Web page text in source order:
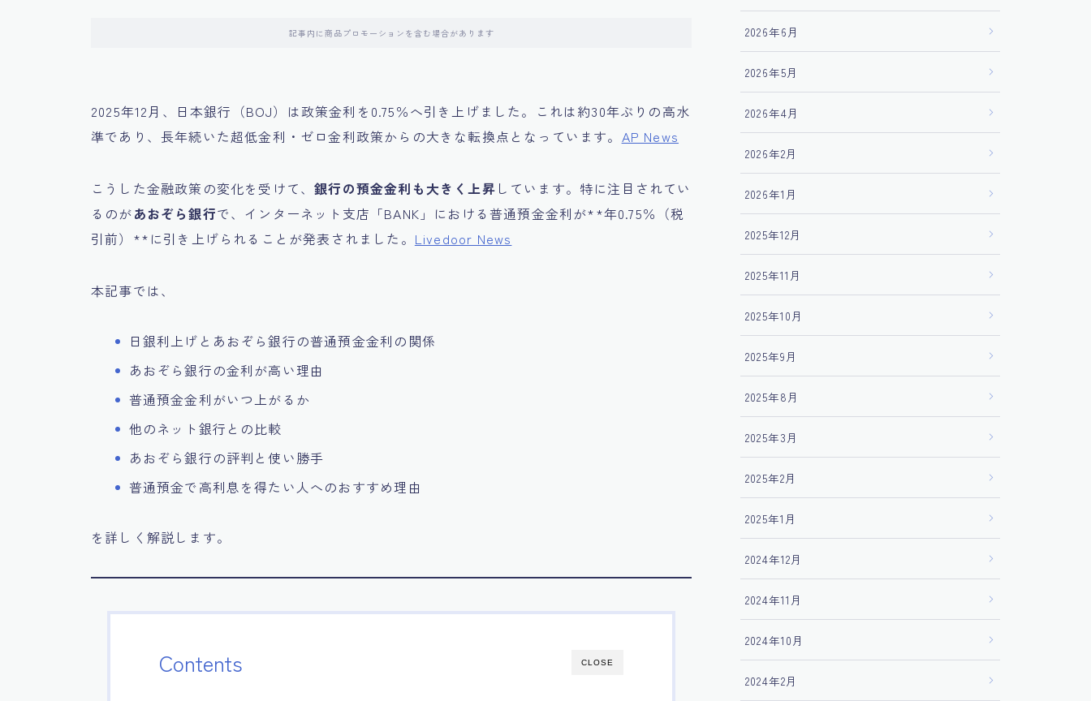
記事内に商品プロモーションを含む場合があります
2025年12月、日本銀行（BOJ）は政策金利を0.75％へ引き上げました。これは約30年ぶりの高水
準であり、長年続いた超低金利・ゼロ金利政策からの大きな転換点となっています。 AP News
こうした金融政策の変化を受けて、銀行の預金金利も大きく上昇 しています。特に注目されてい
るのがあおぞら銀行で、インターネット支店「BANK」における普通預金金利が**年0.75％（税
引前）**に引き上げられることが発表されました。 Livedoor News
本記事では、
日銀利上げとあおぞら銀行の普通預金金利の関係
あおぞら銀行の金利が高い理由
普通預金金利がいつ上がるか
他のネット銀行との比較
あおぞら銀行の評判と使い勝手
普通預金で高利息を得たい人へのおすすめ理由
を詳しく解説します。
CLOSE
Contents
2026年6月
2026年5月
2026年4月
2026年2月
2026年1月
2025年12月
2025年11月
2025年10月
2025年9月
2025年8月
2025年3月
2025年2月
2025年1月
2024年12月
2024年11月
2024年10月
2024年2月